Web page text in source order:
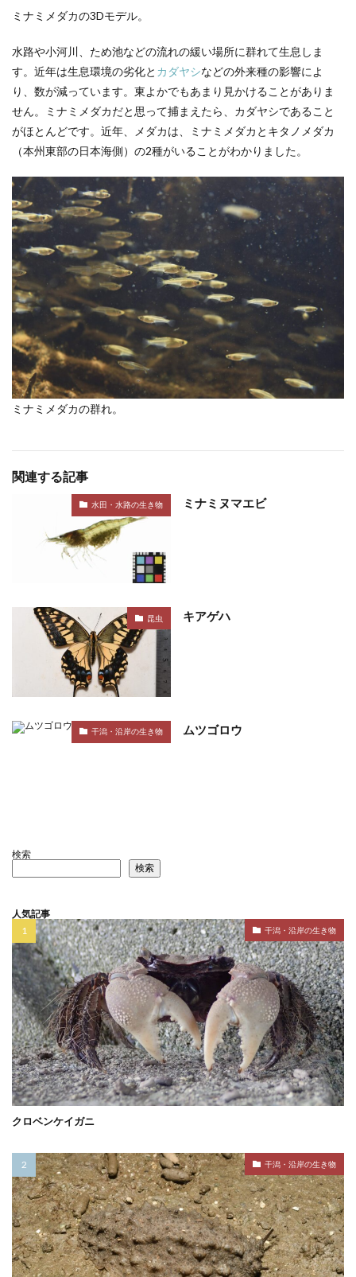
ミナミメダカの3Dモデル。
水路や小河川、ため池などの流れの緩い場所に群れて生息しま
す。近年は生息環境の劣化と カダヤシなどの外来種の影響によ
り、数が減っています。東よかでもあまり見かけることがありま
せん。ミナミメダカだと思って捕まえたら、カダヤシであること
がほとんどです。近年、メダカは、ミナミメダカとキタノメダカ
（本州東部の日本海側）の2種がいることがわかりました。
ミナミメダカの群れ。
関連する記事
水田・水路の生き物 ミナミヌマエビ
昆虫 キアゲハ
干潟・沿岸の生き物 ムツゴロウ
検索
検索
人気記事
干潟・沿岸の生き物
クロベンケイガニ
干潟・沿岸の生き物